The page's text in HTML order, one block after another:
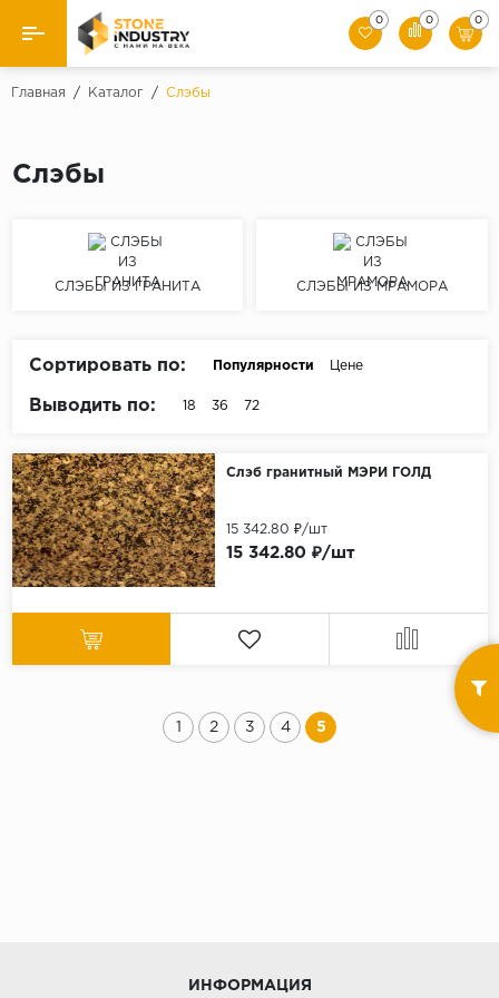
Назад
Брусчатка
0 0 0
Главная / Каталог / Слэбы
Слэбы
СЛЭБЫ ИЗ ГРАНИТА СЛЭБЫ ИЗ МРАМОРА
Сортировать по: Популярности Цене
Выводить по: 18 36 72
Слэб гранитный МЭРИ ГОЛД
15 342.80 ₽/шт
15 342.80 ₽/шт
1 2 3 4 5
ИНФОРМАЦИЯ